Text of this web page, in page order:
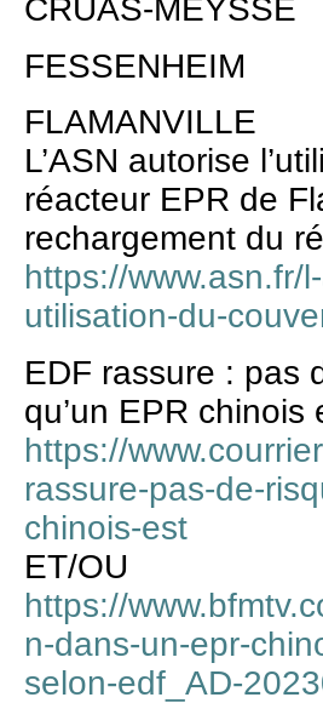
CRUAS-MEYSSE
FESSENHEIM
FLAMANVILLE
L’ASN autorise
réacteur EPR de
rechargement du
https://www.asn.fr/
utilisation-du-
EDF rassure : pas
qu’un EPR chinois
https://
rassure-pas-de-
chinois-est
ET/OU
https://
n-dans-un-epr-
selon-edf_AD-